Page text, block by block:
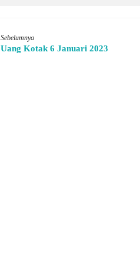
Sebelumnya
Uang Kotak 6 Januari 2023